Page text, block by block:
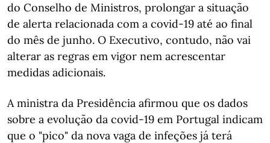
do Conselho de Ministros, prolongar a situação
de alerta relacionada com a covid-19 até ao final
do mês de junho. O Executivo, contudo, não vai
alterar as regras em vigor nem acrescentar
medidas adicionais.
A ministra da Presidência afirmou que os dados
sobre a evolução da covid-19 em Portugal indicam
que o "pico" da nova vaga de infeções já terá